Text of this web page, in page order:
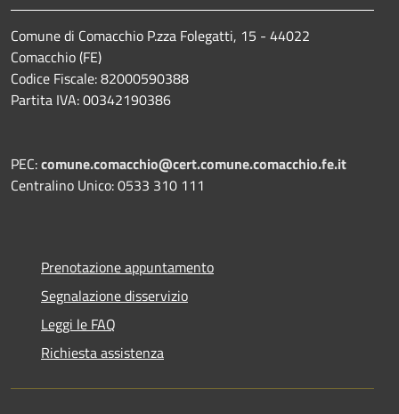
Comune di Comacchio P.zza Folegatti, 15 - 44022
Comacchio (FE)
Codice Fiscale: 82000590388
Partita IVA: 00342190386
PEC:comune.comacchio@cert.comune.comacchio.fe.it
Centralino Unico: 0533 310 111
Prenotazione appuntamento
Segnalazione disservizio
Leggi le FAQ
Richiesta assistenza